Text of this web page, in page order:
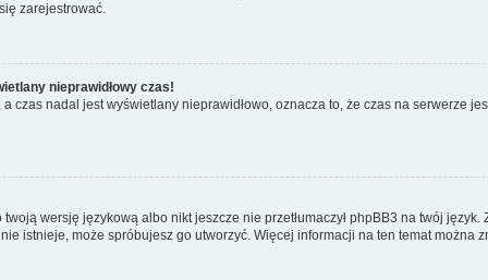
zarejestrować.
nieprawidłowy czas!
czas nadal jest wyświetlany nieprawidłowo, oznacza to, że czas na serwerze
wersję językową albo nikt jeszcze nie przetłumaczył phpBB3 na twój
istnieje, może spróbujesz go utworzyć. Więcej informacji na ten temat można